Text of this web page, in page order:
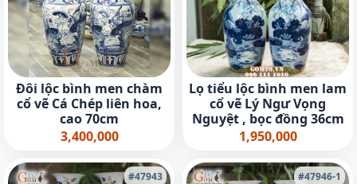
Đôi lộc bình men chàm
cổ vẽ Cá Chép liên hoa,
cao 70cm
3,400,000
Lọ tiểu lộc bình men lam
cổ vẽ Lý Ngư Vọng
Nguyệt , bọc đồng 36cm
1,950,000
#47943 #47946-1